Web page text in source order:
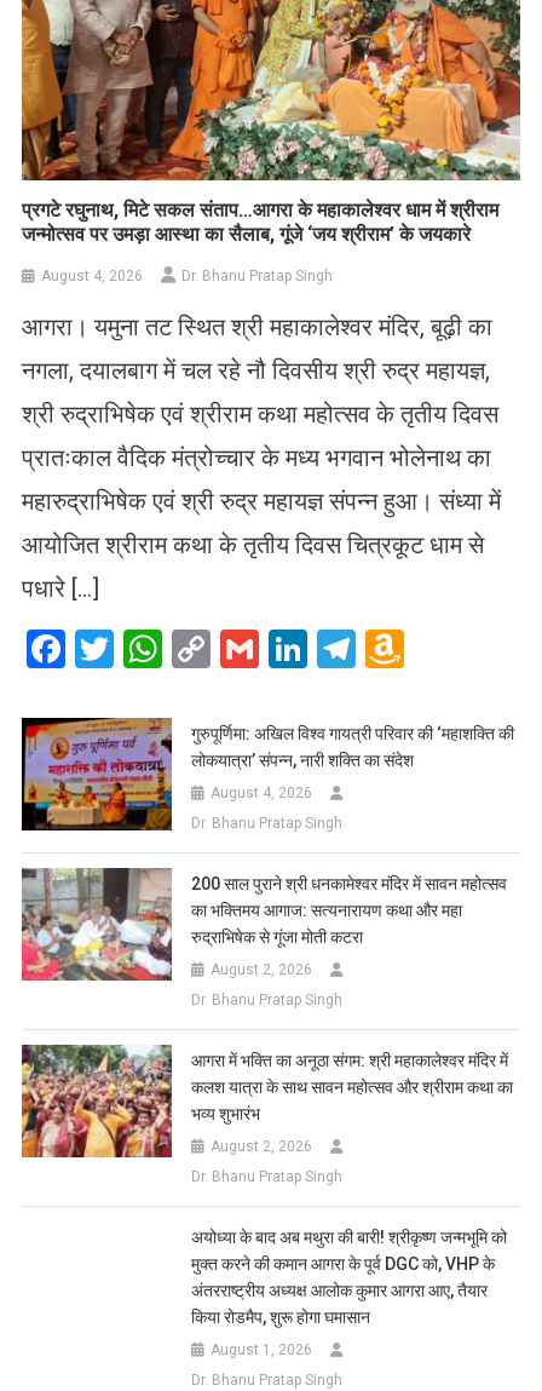
प्रगटे रघुनाथ, मिटे सकल संताप…आगरा के महाकालेश्वर धाम में श्रीराम
जन्मोत्सव पर उमड़ा आस्था का सैलाब, गूंजे ‘जय श्रीराम’ के जयकारे
August 4, 2026 Dr. Bhanu Pratap Singh
आगरा। यमुना तट स्थित श्री महाकालेश्वर मंदिर, बूढ़ी का
नगला, दयालबाग में चल रहे नौ दिवसीय श्री रुद्र महायज्ञ,
श्री रुद्राभिषेक एवं श्रीराम कथा महोत्सव के तृतीय दिवस
प्रातःकाल वैदिक मंत्रोच्चार के मध्य भगवान भोलेनाथ का
महारुद्राभिषेक एवं श्री रुद्र महायज्ञ संपन्न हुआ। संध्या में
आयोजित श्रीराम कथा के तृतीय दिवस चित्रकूट धाम से
पधारे […]
Facebook
Twitter
WhatsApp
CopyGmailLinkedIn
Telegram
List
गुरुपूर्णिमा: अखिल विश्व गायत्री परिवार की ‘महाशक्ति की
लोकयात्रा’ संपन्न, नारी शक्ति का संदेश
August 4, 2026
Dr. Bhanu Pratap Singh
200 साल पुराने श्री धनकामेश्वर मंदिर में सावन महोत्सव
का भक्तिमय आगाज: सत्यनारायण कथा और महा
रुद्राभिषेक से गूंजा मोती कटरा
August 2, 2026
Dr. Bhanu Pratap Singh
आगरा में भक्ति का अनूठा संगम: श्री महाकालेश्वर मंदिर में
कलश यात्रा के साथ सावन महोत्सव और श्रीराम कथा का
भव्य शुभारंभ
August 2, 2026
Dr. Bhanu Pratap Singh
अयोध्या के बाद अब मथुरा की बारी! श्रीकृष्ण जन्मभूमि को
मुक्त करने की कमान आगरा के पूर्व DGC को, VHP के
अंतरराष्ट्रीय अध्यक्ष आलोक कुमार आगरा आए, तैयार
किया रोडमैप, शुरू होगा घमासान
August 1, 2026
Dr. Bhanu Pratap Singh